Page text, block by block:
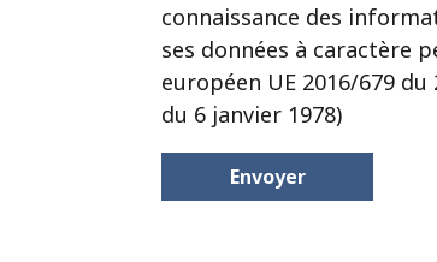
connaissance des
ses données à caractère
européen UE 2016/679 du
du 6 janvier 1978)